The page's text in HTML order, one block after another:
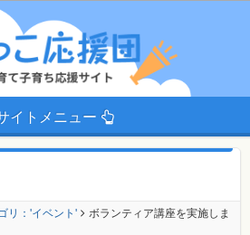
イトメニュー
リ：'イベント'
ボランティア講座を実施しま